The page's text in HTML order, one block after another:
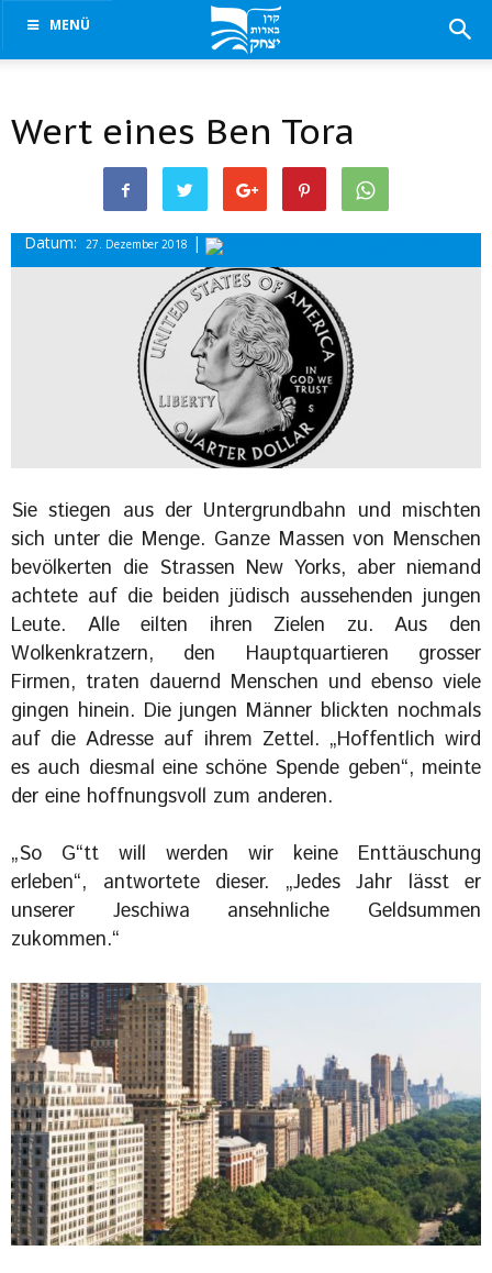
MENÜ
Wert eines Ben Tora
Datum: 27. Dezember 2018 |
Sie stiegen aus der Untergrundbahn und mischten
sich unter die Menge. Ganze Massen von Menschen
bevölkerten die Strassen New Yorks, aber niemand
achtete auf die beiden jüdisch aussehenden jungen
Leute. Alle eilten ihren Zielen zu. Aus den
Wolkenkratzern, den Hauptquartieren grosser
Firmen, traten dauernd Menschen und ebenso viele
gingen hinein. Die jungen Männer blickten nochmals
auf die Adresse auf ihrem Zettel. „Hoffentlich wird
es auch diesmal eine schöne Spende geben“, meinte
der eine hoffnungsvoll zum anderen.
„So G“tt will werden wir keine Enttäuschung
erleben“, antwortete dieser. „Jedes Jahr lässt er
unserer Jeschiwa ansehnliche Geldsummen
zukommen.“